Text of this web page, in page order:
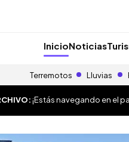
InicioNoticias
Terremotos Lluvias
¡Estás navegando en el